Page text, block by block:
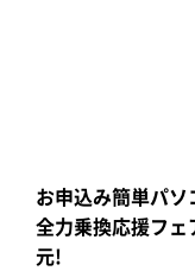
お申込み簡単パ
全力乗換応援フ
元!